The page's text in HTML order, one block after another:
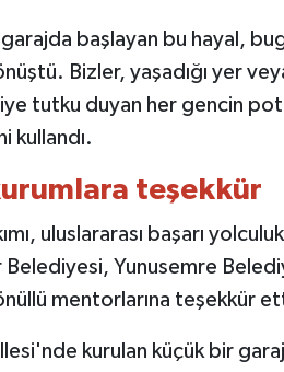
başlayan bu hayal,
Bizler, yaşadığı yer
tutku duyan her gencin
kullandı.
teşekkür
uluslararası başarı
Belediyesi, Yunusemre
mentorlarına teşekkür
kurulan küçük bir